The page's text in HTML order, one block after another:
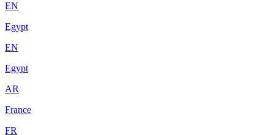
EN
Egypt
EN
Egypt
AR
France
FR